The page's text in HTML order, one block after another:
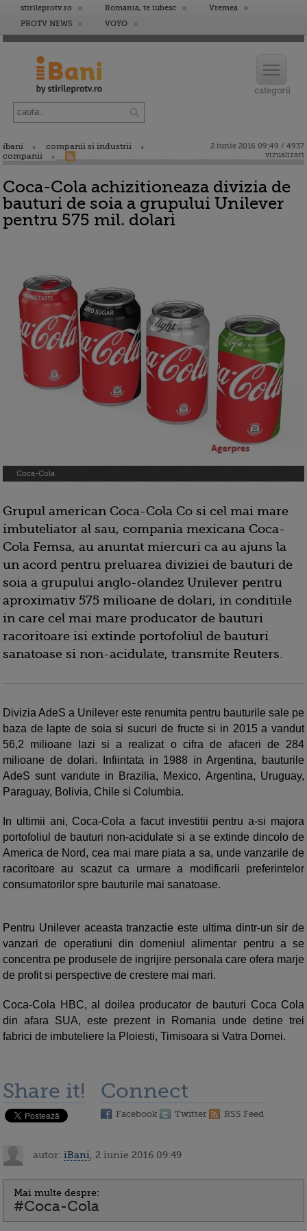
stirileprotv.ro Romania, te iubesc
Vremea
PROTV NEWS
VOYO
ibani
companii si industrii
companii
2 iunie 2016 09:49 / 4937
vizualizari
Coca-Cola achizitioneaza divizia de
bauturi de soia a grupului Unilever
pentru 575 mil. dolari
Coca-Cola
Grupul american Coca-Cola Co si cel mai mare
imbuteliator al sau, compania mexicana Coca-
Cola Femsa, au anuntat miercuri ca au ajuns la
un acord pentru preluarea diviziei de bauturi de
soia a grupului anglo-olandez Unilever pentru
aproximativ 575 milioane de dolari, in conditiile
in care cel mai mare producator de bauturi
racoritoare isi extinde portofoliul de bauturi
sanatoase si non-acidulate, transmite Reuters.
Divizia AdeS a Unilever este renumita pentru bauturile sale pe
baza de lapte de soia si sucuri de fructe si in 2015 a vandut
56,2 milioane lazi si a realizat o cifra de afaceri de 284
milioane de dolari. Infiintata in 1988 in Argentina, bauturile
AdeS sunt vandute in Brazilia, Mexico, Argentina, Uruguay,
Paraguay, Bolivia, Chile si Columbia.
In ultimii ani, Coca-Cola a facut investitii pentru a-si majora
portofoliul de bauturi non-acidulate si a se extinde dincolo de
America de Nord, cea mai mare piata a sa, unde vanzarile de
racoritoare au scazut ca urmare a modificarii preferintelor
consumatorilor spre bauturile mai sanatoase.
Pentru Unilever aceasta tranzactie este ultima dintr-un sir de
vanzari de operatiuni din domeniul alimentar pentru a se
concentra pe produsele de ingrijire personala care ofera marje
de profit si perspective de crestere mai mari.
Coca-Cola HBC, al doilea producator de bauturi Coca Cola
din afara SUA, este prezent in Romania unde detine trei
fabrici de imbuteliere la Ploiesti, Timisoara si Vatra Dornei.
Share it! Connect
Facebook Twitter RSS Feed
autor: iBani , 2 iunie 2016 09:49
Mai multe despre:
#Coca-Cola